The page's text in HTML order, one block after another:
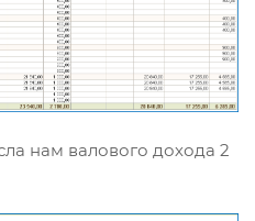
нам валового дохода 2